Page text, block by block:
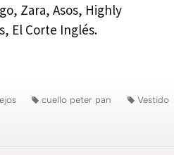
Zara, Asos, Highly
El Corte Inglés.
cuello peter pan Vestido